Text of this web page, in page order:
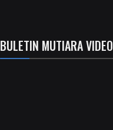
BULETIN MUTIARA VIDEO